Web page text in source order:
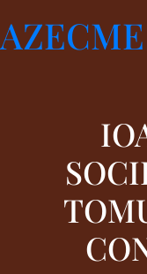
al
contenido
AZECME